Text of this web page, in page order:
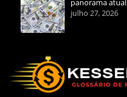
panorama atual
julho 27, 2026